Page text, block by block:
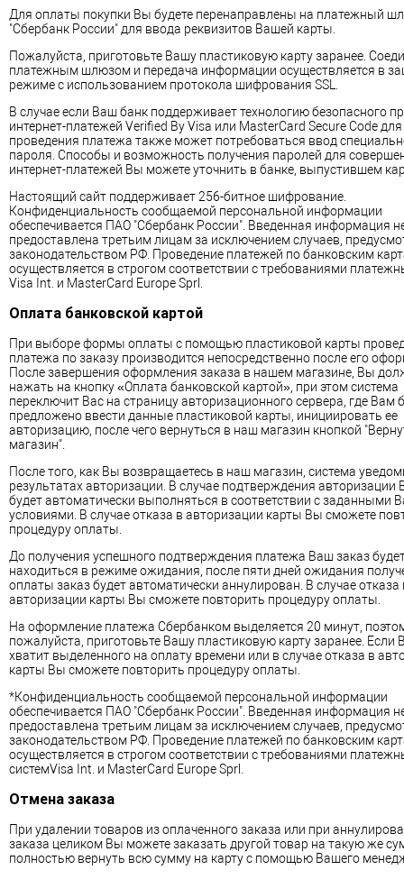
Для оплаты покупки Вы будете перенаправлены на платежный
"Сбербанк России" для ввода реквизитов Вашей карты.
Пожалуйста, приготовьте Вашу пластиковую карту заранее.
платежным шлюзом и передача информации осуществляется в
режиме с использованием протокола шифрования SSL.
В случае если Ваш банк поддерживает технологию безопасного
интернет-платежей Verified By Visa или MasterCard Secure Code для
проведения платежа также может потребоваться ввод
пароля. Способы и возможность получения паролей для
интернет-платежей Вы можете уточнить в банке, выпустившем
Настоящий сайт поддерживает 256-битное шифрование.
Конфиденциальность сообщаемой персональной информации
обеспечивается ПАО "Сбербанк России". Введенная информация
предоставлена третьим лицам за исключением случаев,
законодательством РФ. Проведение платежей по банковским
осуществляется в строгом соответствии с требованиями
Visa Int. и MasterCard Europe Sprl.
Оплата банковской картой
При выборе формы оплаты с помощью пластиковой карты
платежа по заказу производится непосредственно после его
После завершения оформления заказа в нашем магазине, Вы
нажать на кнопку «Оплата банковской картой», при этом система
переключит Вас на страницу авторизационного сервера, где Вам
предложено ввести данные пластиковой карты, инициировать ее
авторизацию, после чего вернуться в наш магазин кнопкой
магазин".
После того, как Вы возвращаетесь в наш магазин, система
результатах авторизации. В случае подтверждения авторизации
будет автоматически выполняться в соответствии с заданными
условиями. В случае отказа в авторизации карты Вы сможете
процедуру оплаты.
До получения успешного подтверждения платежа Ваш заказ
находиться в режиме ожидания, после пяти дней ожидания
оплаты заказ будет автоматически аннулирован. В случае отказа
авторизации карты Вы сможете повторить процедуру оплаты.
На оформление платежа Сбербанком выделяется 20 минут,
пожалуйста, приготовьте Вашу пластиковую карту заранее. Если
хватит выделенного на оплату времени или в случае отказа в
карты Вы сможете повторить процедуру оплаты.
*Конфиденциальность сообщаемой персональной информации
обеспечивается ПАО "Сбербанк России". Введенная информация
предоставлена третьим лицам за исключением случаев,
законодательством РФ. Проведение платежей по банковским
осуществляется в строгом соответствии с требованиями
системVisa Int. и MasterCard Europe Sprl.
Отмена заказа
При удалении товаров из оплаченного заказа или при
заказа целиком Вы можете заказать другой товар на такую же
полностью вернуть всю сумму на карту с помощью Вашего